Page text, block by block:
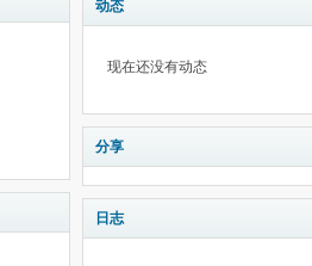
动态
现在还没有动态
分享
日志